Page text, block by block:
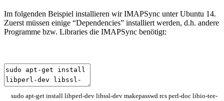
Im folgenden Beispiel installieren wir IMAPSync unter Ubuntu 14.
Zuerst müssen einige “Dependencies” installiert werden, d.h. andere
Programme bzw. Libraries die IMAPSync benötigt:
sudo apt-get install libperl-dev libssl-dev makepasswd rcs perl-doc libio-tee-